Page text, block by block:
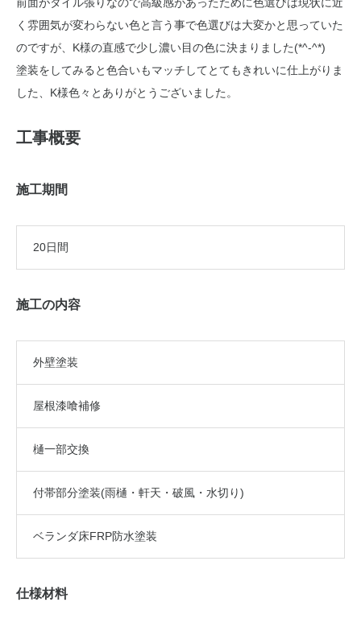
く雰囲気が変わらない色と言う事で色選びは大変かと思っていた
のですが、K様の直感で少し濃い目の色に決まりました(*^-^*)
塗装をしてみると色合いもマッチしてとてもきれいに仕上がりま
した、K様色々とありがとうございました。
工事概要
施工期間
20日間
施工の内容
外壁塗装
屋根漆喰補修
樋一部交換
付帯部分塗装(雨樋・軒天・破風・水切り)
ベランダ床FRP防水塗装
仕様材料